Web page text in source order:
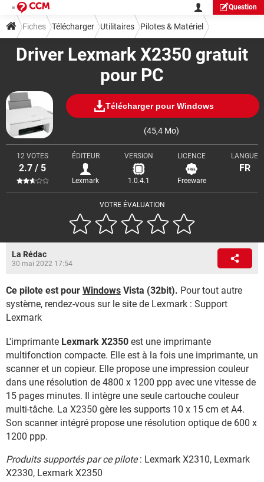
Question
Driver Lexmark X2350 gratuit
pour PC
Télécharger pour Windows
(45,4 Mo)
VOTRE ÉVALUATION
12 VOTES
2.7 / 5
ÉDITEUR
Lexmark
VERSION
1.0.4.1
LICENCE
Freeware
LANGUE
FR
Fiches Télécharger Utilitaires Pilotes & Matériel
La Rédac
30 mai 2022 17:54
Ce pilote est pour Windows Vista (32bit). Pour tout autre
système, rendez-vous sur le site de Lexmark : Support
Lexmark
L'imprimante Lexmark X2350 est une imprimante
multifonction compacte. Elle est à la fois une imprimante, un
scanner et un copieur. Elle propose une impression couleur
dans une résolution de 4800 x 1200 ppp avec une vitesse de
15 pages minutes. Il intègre une seule cartouche couleur
multi-tâche. La X2350 gère les supports 10 x 15 cm et A4.
Son scanner intégré propose une résolution optique de 600 x
1200 ppp.
Produits supportés par ce pilote: Lexmark X2310, Lexmark
X2330, Lexmark X2350